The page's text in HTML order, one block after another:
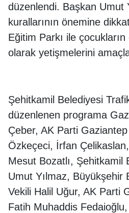
düzenlendi. Başkan Umut
kurallarının önemine
Eğitim Parkı ile
olarak yetişmelerini
Şehitkamil Belediyesi
düzenlenen programa
Çeber, AK Parti
Özkeçeci, İrfan
Mesut Bozatlı, Şehitkamil
Umut Yılmaz, Büyükşehir
Vekili Halil Uğur, AK Parti
Fatih Muhaddis